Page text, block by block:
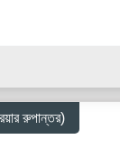
রুপান্তর)